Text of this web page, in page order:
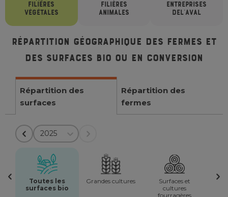
FILIÈRES
VÉGÉTALES
FILIÈRES
ANIMALES
ENTREPRISES
DEL'AVAL
Répartition géographique des fermes et
des surfaces bio ou en conversion
Répartition des
surfaces
Répartition des
fermes
2025
Toutes les
surfaces bio
Grandes cultures
Surfaces et
cultures
fourragères